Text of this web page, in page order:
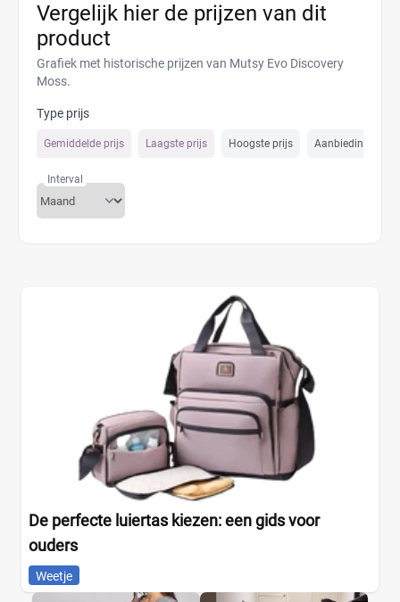
Vergelijk hier de prijzen van dit
product
Grafiek met historische prijzen van Mutsy Evo Discovery
Moss.
Type prijs
Gemiddelde prijs Laagste prijs Hoogste prijs Aanbiedings prijs
Interval
De perfecte luiertas kiezen: een gids voor
ouders
Weetje